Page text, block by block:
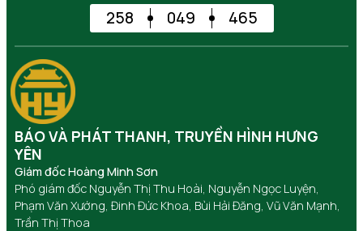
258 049 465
BÁO VÀ PHÁT THANH, TRUYỀN HÌNH HƯNG
YÊN
Giám đốc Hoàng Minh Sơn
Phó giám đốc Nguyễn Thị Thu Hoài, Nguyễn Ngọc Luyện,
Phạm Văn Xướng, Đinh Đức Khoa, Bùi Hải Đăng, Vũ Văn Mạnh,
Trần Thị Thoa